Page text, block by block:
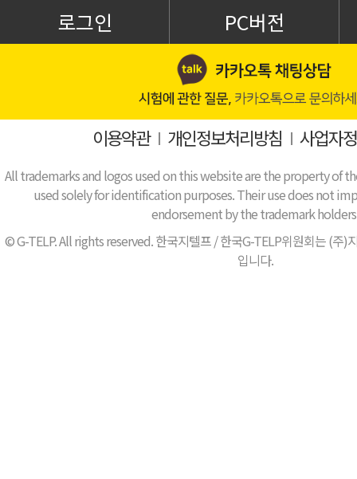
로그인 PC버전
이용약관I 개인정보처리방침 I 사업자
All trademarks and logos used on this website are the property of
used solely for identification purposes. Their use does not
endorsement by the trademark
© G-TELP. All rights reserved. 한국지텔프 / 한국G-TELP위원회는 (주)
입니다.